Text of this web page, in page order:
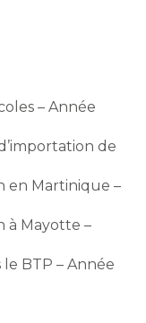
– Année
de
en Martinique –
à Mayotte –
BTP – Année